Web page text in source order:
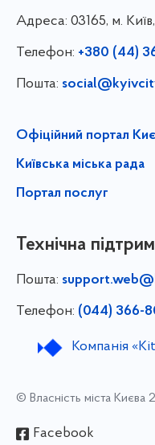
Адреса: 03165, м.
Телефон: +380 (44)
Пошта:
Офіційний портал
Київська міська рада
Портал послуг
Технічна
Пошта:
Телефон: (044) 366-
Компанія
© Власність міста Києва
Facebook